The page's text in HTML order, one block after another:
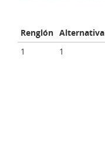
Renglón Alternativa
1
1